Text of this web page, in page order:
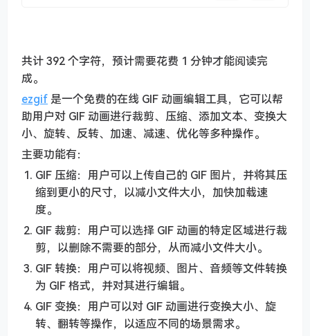
共计 392 个字符，预计需要花费 1 分钟才能阅读完
成。
ezgif 是一个免费的在线 GIF 动画编辑工具，它可以帮
助用户对 GIF 动画进行裁剪、压缩、添加文本、变换大
小、旋转、反转、加速、减速、优化等多种操作。
主要功能有：
GIF 压缩：用户可以上传自己的 GIF 图片，并将其压
缩到更小的尺寸，以减小文件大小，加快加载速
度。
GIF 裁剪：用户可以选择 GIF 动画的特定区域进行裁
剪，以删除不需要的部分，从而减小文件大小。
GIF 转换：用户可以将视频、图片、音频等文件转换
为 GIF 格式，并对其进行编辑。
GIF 变换：用户可以对 GIF 动画进行变换大小、旋
转、翻转等操作，以适应不同的场景需求。